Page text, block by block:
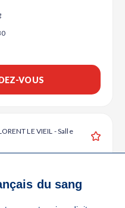
VOUS
LE VIEIL - Salle
du sang